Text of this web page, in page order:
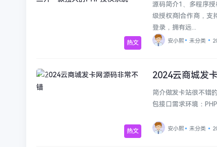
热文
源码简介1、多程序
级授权商|合作商，支
登录，拥有远...
安小熙 未分类
热文
未分类
2024云商城发
简介做发卡站很不错
包接口需求环境：
安小熙 未分类